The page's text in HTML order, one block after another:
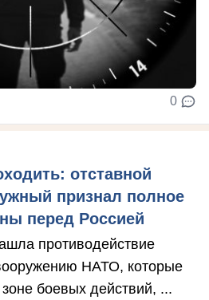
0
отставной
признал полное
перед Россией
противодействие
НАТО, которые
боевых действий, ...